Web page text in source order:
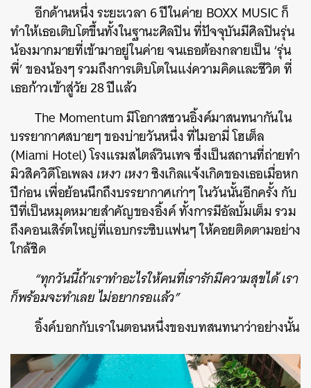
อีกด้านหนึ่ง ระยะเวลา 6 ปีในค่าย BOXX MUSIC ก็
ทำให้เธอเติบโตขึ้นทั้งในฐานะศิลปิน ที่ปัจจุบันมีศิลปินรุ่น
น้องมากมายที่เข้ามาอยู่ในค่าย จนเธอต้องกลายเป็น ‘รุ่น
พี่’ ของน้องๆ รวมถึงการเติบโตในแง่ความคิดและชีวิต ที่
เธอก้าวเข้าสู่วัย 28 ปีแล้ว
The Momentum มีโอกาสชวนอิ้งค์มาสนทนากันใน
บรรยากาศสบายๆ ของบ่ายวันหนึ่ง ที่ไมอามี่ โฮเต็ล
(Miami Hotel) โรงแรมสไตล์วินเทจ ซึ่งเป็นสถานที่ถ่ายทำ
มิวสิควิดีโอเพลงเหงา เหงาซิงเกิลแจ้งเกิดของเธอเมื่อหก
ปีก่อน เพื่อย้อนนึกถึงบรรยากาศเก่าๆ ในวันนั้นอีกครั้ง กับ
ปีที่เป็นหมุดหมายสำคัญของอิ้งค์ ทั้งการมีอัลบั้มเต็ม รวม
ถึงคอนเสิร์ตใหญ่ที่แอบกระซิบแฟนๆ ให้คอยติดตามอย่าง
ใกล้ชิด
“ทุกวันนี้ถ้าเราทำอะไรให้คนที่เรารักมีความสุขได้ เรา
ก็พร้อมจะทำเลย ไม่อยากรอแล้ว”
อิ้งค์บอกกับเราในตอนหนึ่งของบทสนทนาว่าอย่างนั้น